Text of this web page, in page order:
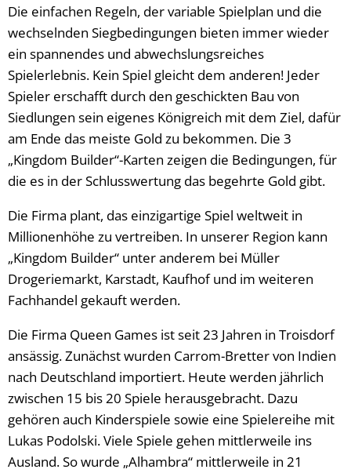
Die einfachen Regeln, der variable Spielplan und die
wechselnden Siegbedingungen bieten immer wieder
ein spannendes und abwechslungsreiches
Spielerlebnis. Kein Spiel gleicht dem anderen! Jeder
Spieler erschafft durch den geschickten Bau von
Siedlungen sein eigenes Königreich mit dem Ziel, dafür
am Ende das meiste Gold zu bekommen. Die 3
„Kingdom Builder“-Karten zeigen die Bedingungen, für
die es in der Schlusswertung das begehrte Gold gibt.
Die Firma plant, das einzigartige Spiel weltweit in
Millionenhöhe zu vertreiben. In unserer Region kann
„Kingdom Builder“ unter anderem bei Müller
Drogeriemarkt, Karstadt, Kaufhof und im weiteren
Fachhandel gekauft werden.
Die Firma Queen Games ist seit 23 Jahren in Troisdorf
ansässig. Zunächst wurden Carrom-Bretter von Indien
nach Deutschland importiert. Heute werden jährlich
zwischen 15 bis 20 Spiele herausgebracht. Dazu
gehören auch Kinderspiele sowie eine Spielereihe mit
Lukas Podolski. Viele Spiele gehen mittlerweile ins
Ausland. So wurde „Alhambra“ mittlerweile in 21